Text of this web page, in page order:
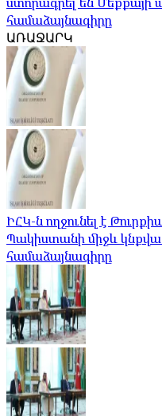
համաձայնագիրը
ԱՌԱՋԱՐԿ
ԻՀԿ-ն ողջունել է
Պակիստանի միջև
համաձայնագիրը